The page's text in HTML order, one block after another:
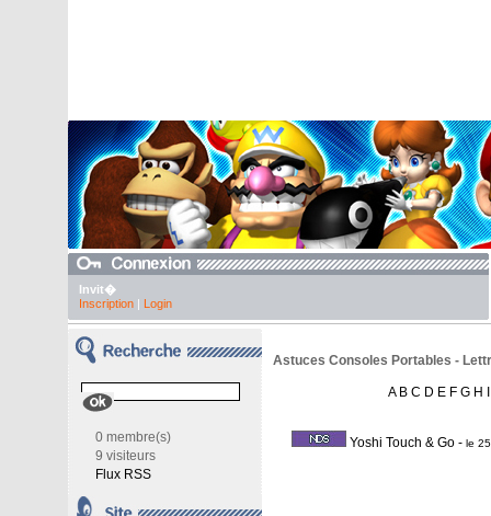
Invit�
Inscription| Login
0 membre(s)
9 visiteurs
Flux RSS
Astuces Consoles Portables -
A B C D E F G H
Yoshi Touch & Go - le